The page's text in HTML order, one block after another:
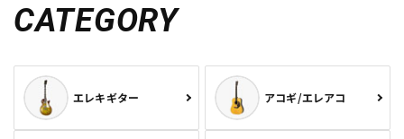
CATEGORY
エレキギター アコギ/エレアコ